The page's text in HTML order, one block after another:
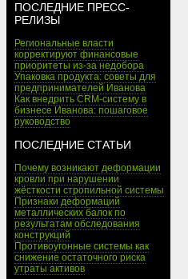
ПОСЛЕДНИЕ ПРЕСС-
РЕЛИЗЫ
Региональные власти
корректируют финансовые
приоритеты из-за недобора
Упаковка продукта: советы для
предпринимателей Иванова
Как внедрить CRM-систему в
бизнесе Иванова: пошаговое
руководство
ПОСЛЕДНИЕ СТАТЬИ
Почему возникают деформации
кровли при нарушении
жёсткости стропильной системы
Признаки деформаций
металлических балок по
результатам обследования
конструкций
Противоугонные системы как
снижение остаточного риска
утраты активов